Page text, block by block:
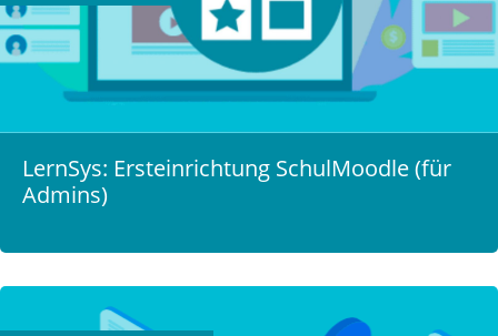
LernSys: Ersteinrichtung SchulMoodle (für
Admins)